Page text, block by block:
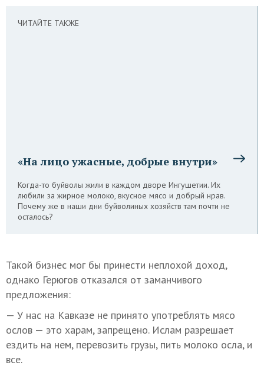
ЧИТАЙТЕ ТАКЖЕ
«На лицо ужасные, добрые внутри»
Когда-то буйволы жили в каждом дворе Ингушетии. Их
любили за жирное молоко, вкусное мясо и добрый нрав.
Почему же в наши дни буйволиных хозяйств там почти не
осталось?
Такой бизнес мог бы принести неплохой доход,
однако Герюгов отказался от заманчивого
предложения:
— У нас на Кавказе не принято употреблять мясо
ослов — это харам, запрещено. Ислам разрешает
ездить на нем, перевозить грузы, пить молоко осла, и
все.